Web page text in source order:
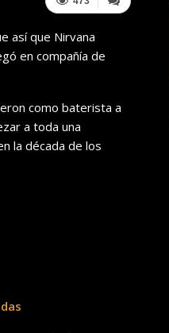
así que Nirvana
en compañía de
como baterista a
a toda una
la década de los